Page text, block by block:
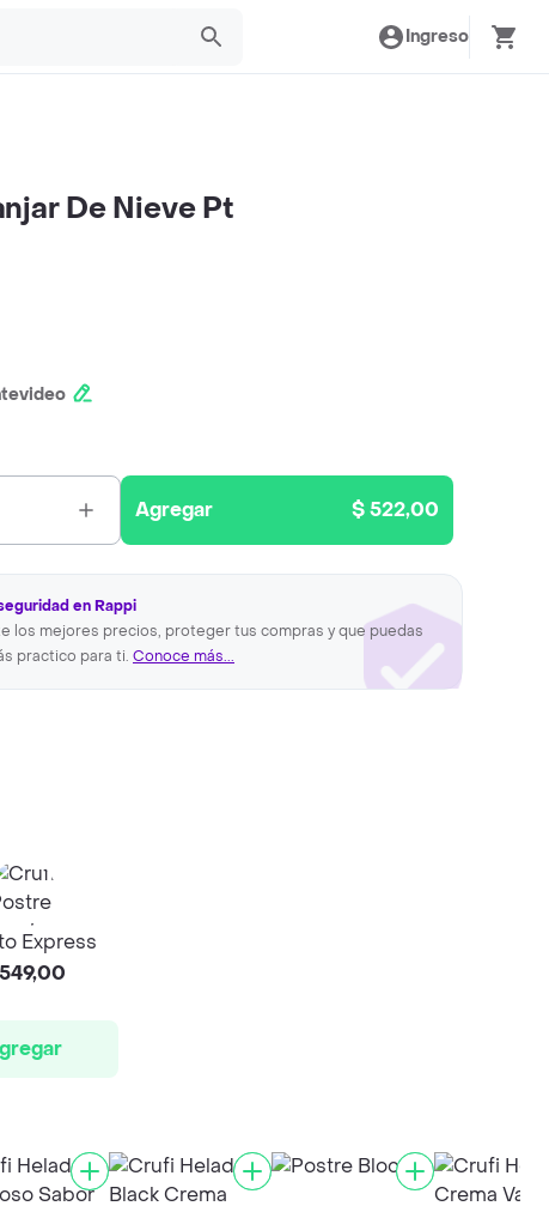
Ingreso
De Nieve Pt
Agregar $ 522,00
en Rappi
los mejores precios, proteger tus compras y que puedas
practico para ti. Conoce más...
Express